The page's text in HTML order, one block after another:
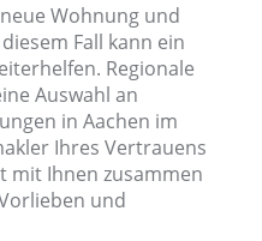
Wohnung und
Fall kann ein
Regionale
Auswahl an
in Aachen im
Ihres Vertrauens
mit Ihnen zusammen
und